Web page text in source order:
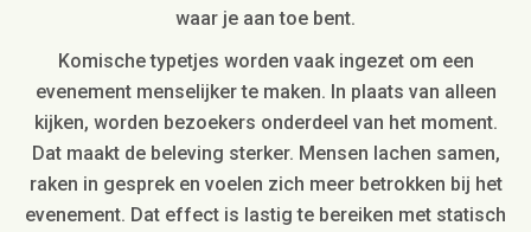
waar je aan toe bent.
Komische typetjes worden vaak ingezet om een
evenement menselijker te maken. In plaats van alleen
kijken, worden bezoekers onderdeel van het moment.
Dat maakt de beleving sterker. Mensen lachen samen,
raken in gesprek en voelen zich meer betrokken bij het
evenement. Dat effect is lastig te bereiken met statisch